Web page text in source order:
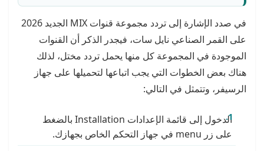
في صدد الإشارة إلى تردد مجموعة قنوات MIX الجديد 2026
على القمر الصناعي نايل سات، فيجدر الذكر أن القنوات
الموجودة في المجموعة كل منها يحمل تردد مختل، لذلك
هناك بعض الخطوات التي يجب اتباعها لتحميلها على جهاز
الرسيفر، وتتمثل في التالي:
الدخول إلى قائمة الإعدادات Installation بالضغط
على زر menu في جهاز التحكم الخاص بجهازك.